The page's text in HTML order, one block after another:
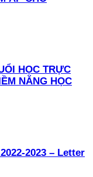
HỌC TRỰC
NĂNG HỌC
2023 – Letter